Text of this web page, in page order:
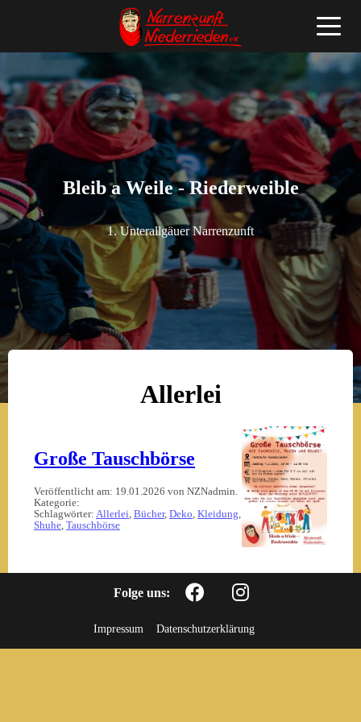
Bleib a Weile - Riederweible
1. Unterallgäuer Narrenzunft
Allerlei
Große Tauschbörse
Veröffentlicht am: 19.01.2026 von NZNadmin.
Kategorie:
Schlagwörter: Allerlei, Bücher, Deko, Kleidung,
Shuhe, Tauschbörse
Folge uns:
Impressum Datenschutzerklärung